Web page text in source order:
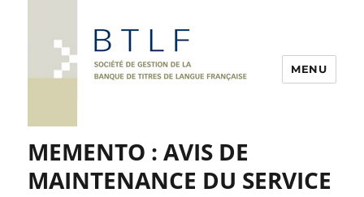
MENU
MEMENTO : AVIS DE
MAINTENANCE DU SERVICE